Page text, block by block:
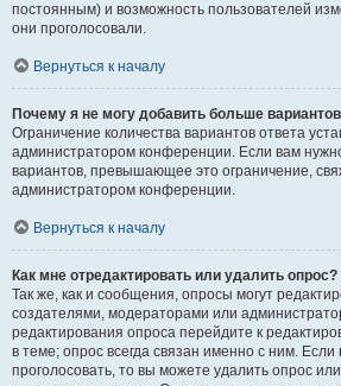
постоянным) и возможность пользователей
они проголосовали.
Вернуться к началу
Почему я не могу добавить больше
Ограничение количества вариантов ответа
администратором конференции. Если вам
вариантов, превышающее это ограничение,
администратором конференции.
Вернуться к началу
Как мне отредактировать или удалить опрос?
Так же, как и сообщения, опросы могут
создателями, модераторами или
редактирования опроса перейдите к
в теме; опрос всегда связан именно с ним. Если
проголосовать, то вы можете удалить опрос